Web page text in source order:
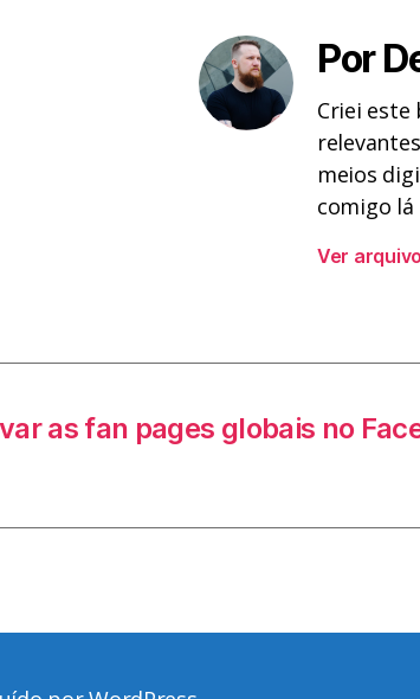
Por
Criei
meios
comigo lá
Ver arquivo
as fan pages globais no